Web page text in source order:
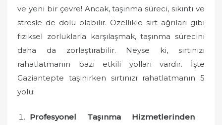
ve yeni bir çevre! Ancak, taşınma süreci, sıkıntı ve
stresle de dolu olabilir. Özellikle sırt ağrıları gibi
fiziksel zorluklarla karşılaşmak, taşınma sürecini
daha da zorlaştırabilir. Neyse ki, sırtınızı
rahatlatmanın bazı etkili yolları vardır. İşte
Gaziantepte taşınırken sırtınızı rahatlatmanın 5
yolu:
Profesyonel Taşınma Hizmetlerinden